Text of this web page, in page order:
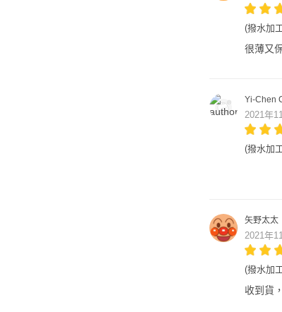
(撥水加
很薄又
Yi-Chen
2021年
(撥水加
矢野太太
2021年
(撥水加
收到貨